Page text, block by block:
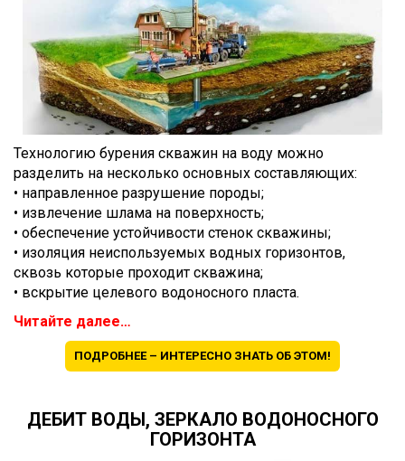
Технологию бурения скважин на воду можно
разделить на несколько основных составляющих:
• направленное разрушение породы;
• извлечение шлама на поверхность;
• обеспечение устойчивости стенок скважины;
• изоляция неиспользуемых водных горизонтов,
сквозь которые проходит скважина;
• вскрытие целевого водоносного пласта.
Читайте далее…
ПОДРОБНЕЕ – ИНТЕРЕСНО ЗНАТЬ ОБ ЭТОМ!
ДЕБИТ ВОДЫ, ЗЕРКАЛО ВОДОНОСНОГО
ГОРИЗОНТА